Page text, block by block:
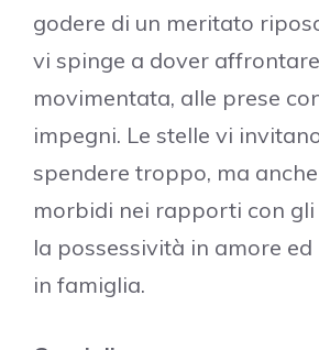
godere di un meritato
vi spinge a dover
movimentata, alle prese
impegni. Le stelle vi
spendere troppo, ma
morbidi nei rapporti con
la possessività in amore ed
in famiglia.